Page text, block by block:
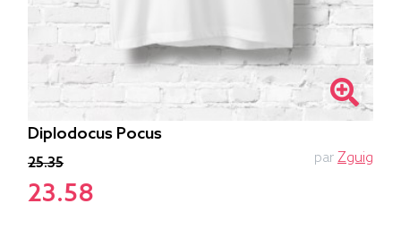
Diplodocus Pocus
25.35
23.58
par Zguig